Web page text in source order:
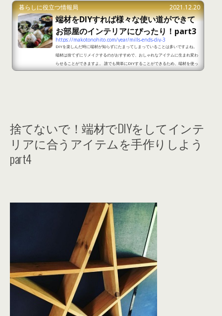
暮らしに役立つ情報局 2021.12.20
端材をDIYすれば様々な使い道ができて
お部屋のインテリアにぴったり！part3
https://makotonohito.com/year/mills-ends-diy-3
DIYを楽しんだ時に端材が知らずにたまってしまっていることは多いですよね。
端材は捨てずにリメイクするのがおすすめで、おしゃれなアイテムに生まれ変わ
らせることができますよ。 誰でも簡単にDIYすることができるため、端材を使っ
て楽しめるDIYをご紹介します。 端材をDIYすれば様々な使い道ができてお部屋
捨てないで！端材でDIYをしてインテ
リアに合うアイテムを手作りしよう
part4